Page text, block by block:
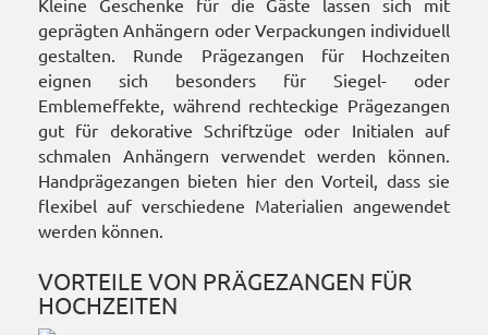
geprägten Anhängern oder Verpackungen individuell
gestalten. Runde Prägezangen für Hochzeiten
eignen sich besonders für Siegel- oder
Emblemeffekte, während rechteckige Prägezangen
gut für dekorative Schriftzüge oder Initialen auf
schmalen Anhängern verwendet werden können.
Handprägezangen bieten hier den Vorteil, dass sie
flexibel auf verschiedene Materialien angewendet
werden können.
VORTEILE VON PRÄGEZANGEN FÜR
HOCHZEITEN